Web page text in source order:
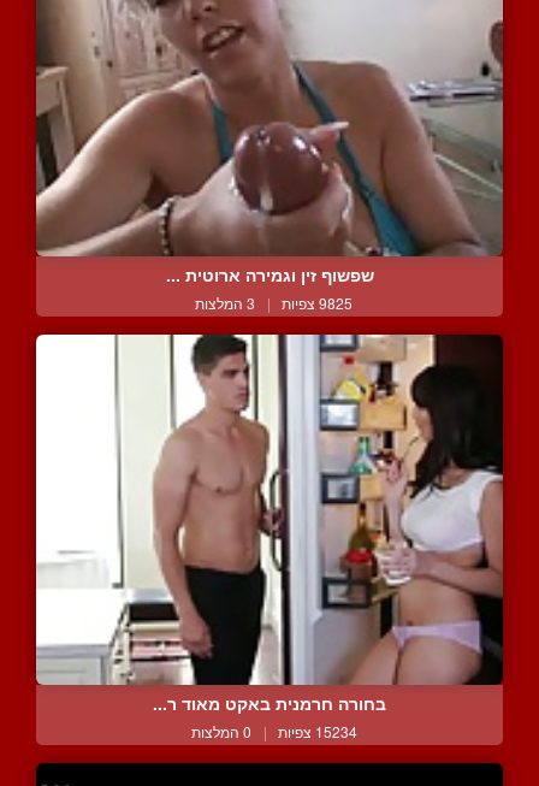
שפשוף זין וגמירה ארוטית ...
9825 צפיות | 3 המלצות
בחורה חרמנית באקט מאוד ר...
15234 צפיות | 0 המלצות